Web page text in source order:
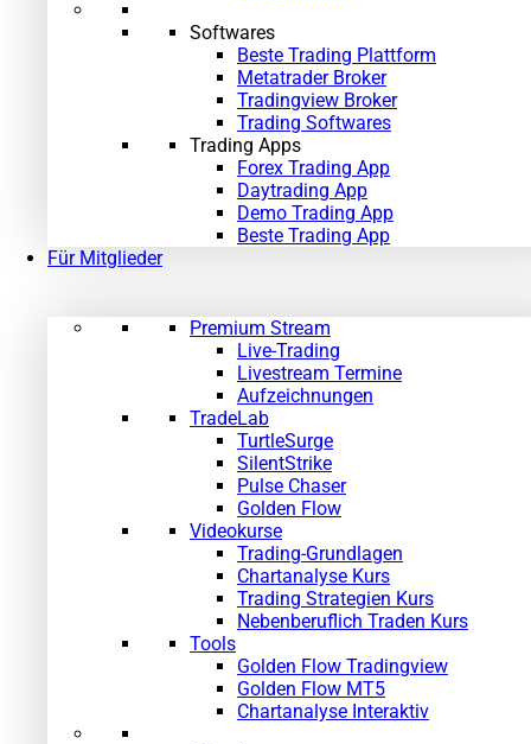
Softwares
Beste Trading Plattform
Metatrader Broker
Tradingview Broker
Trading Softwares
Trading Apps
Forex Trading App
Daytrading App
Demo Trading App
Beste Trading App
Für Mitglieder
Premium Stream
Live-Trading
Livestream Termine
Aufzeichnungen
TradeLab
TurtleSurge
SilentStrike
Pulse Chaser
Golden Flow
Videokurse
Trading-Grundlagen
Chartanalyse Kurs
Trading Strategien Kurs
Nebenberuflich Traden Kurs
Tools
Golden Flow Tradingview
Golden Flow MT5
Chartanalyse Interaktiv